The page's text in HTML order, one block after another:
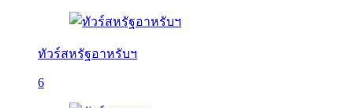
ทัวร์สหรัฐอาหรับฯ
6